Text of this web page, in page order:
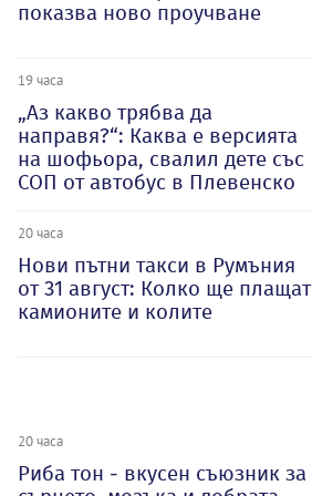
показва ново проучване
19 часа
„Аз какво трябва да
направя?“: Каква е версията
на шофьора, свалил дете със
СОП от автобус в Плевенско
20 часа
Нови пътни такси в Румъния
от 31 август: Колко ще плащат
камионите и колите
20 часа
Риба тон - вкусен съюзник за